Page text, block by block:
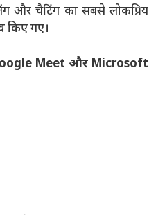
और चैटिंग का सबसे लोकप्रिय
किए गए।
Meet और Microsoft